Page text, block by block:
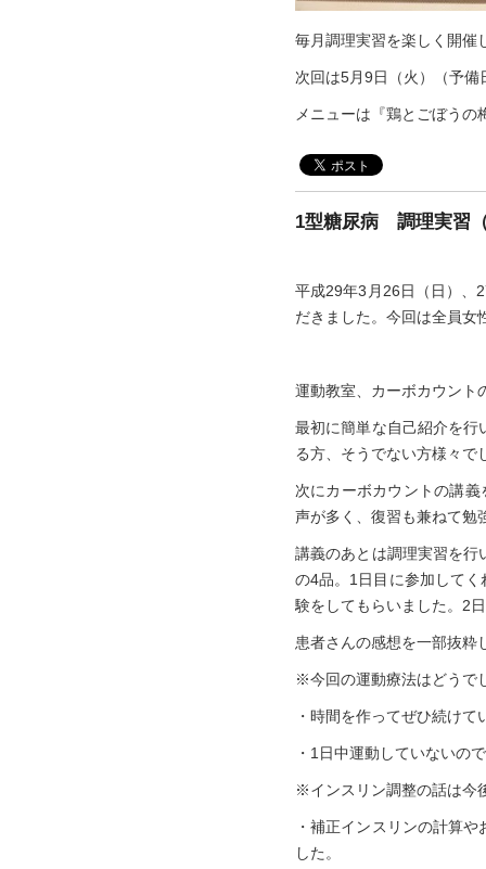
毎月調理実習を楽しく開催
次回は5月9日（火）（予
メニューは『鶏とごぼう
1型糖尿病 調理実習
平成29年3月26日（日）、
だきました。今回は全員女
運動教室、カーボカウント
最初に簡単な自己紹介を行
る方、そうでない方様々で
次にカーボカウントの講
声が多く、復習も兼ねて勉
講義のあとは調理実習を行
の4品。1日目に参加して
験をしてもらいました。2
患者さんの感想を一部抜粋
※今回の運動療法はどうで
・時間を作ってぜひ続け
・1日中運動していないの
※インスリン調整の話は今
・補正インスリンの計算
した。